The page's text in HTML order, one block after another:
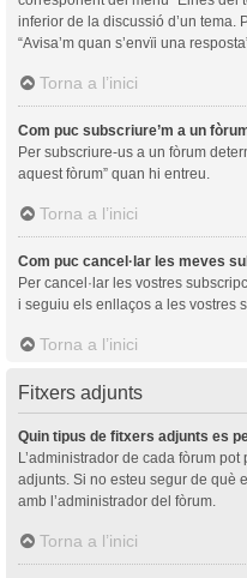
inferior de la discussió d’un tema.
“Avisa’m quan s’envïi una
Torna a l’inici
Com puc subscriure’m a un
Per subscriure-us a un fòrum
aquest fòrum” quan hi entreu.
Torna a l’inici
Com puc cancel·lar les meves
Per cancel·lar les vostres
i seguiu els enllaços a les vostres
Torna a l’inici
Fitxers adjunts
Quin tipus de fitxers adjunts es
L’administrador de cada fòrum
adjunts. Si no esteu segur de què
amb l’administrador del fòrum.
Torna a l’inici